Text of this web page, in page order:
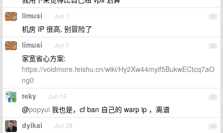
31
limusi Jun 7
机房 IP 很高, 别冒险了
32
limusi Jun 7
家宽省心方案:
https://voidmore.feishu.cn/wiki/Hy2Xw44myif5BukwECtcq7aO
ng0
33
teky Jun 15
@popyui 我也是，cf ban 自己的 warp ip ，离谱
34
dyikai Jun 28